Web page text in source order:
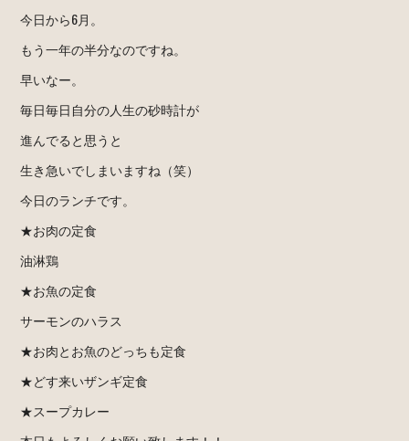
今日から6月。
もう一年の半分なのですね。
早いなー。
毎日毎日自分の人生の砂時計が
進んでると思うと
生き急いでしまいますね（笑）
今日のランチです。
★お肉の定食
油淋鶏
★お魚の定食
サーモンのハラス
★お肉とお魚のどっちも定食
★どす来いザンギ定食
★スープカレー